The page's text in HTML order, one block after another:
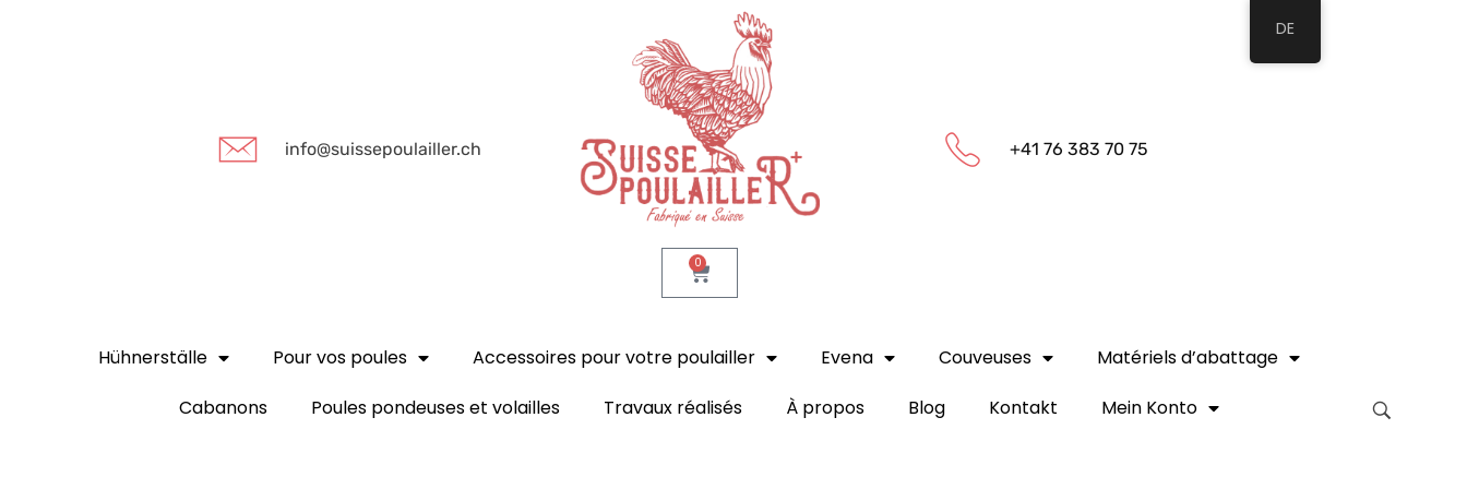
info@suissepoulailler.ch
0
+41 76 383 70 75
Hühnerställe Pour vos poules Accessoires pour votre poulailler Evena Couveuses
Matériels d’abattage
Cabanons
Poules pondeuses et volailles Travaux réalisés À propos Blog Kontakt Mein Konto
DE